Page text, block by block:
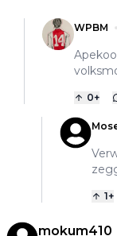
WPBM
0+
1+
mokum410